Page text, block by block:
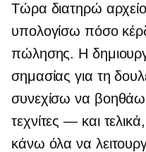
Τώρα διατηρώ
υπολογίσω πόσο
πώλησης. Η
σημασίας για τη
συνεχίσω να βοηθάω
τεχνίτες — και
κάνω όλα να